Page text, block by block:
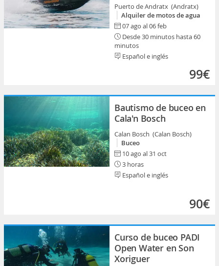
Puerto de Andratx (Andratx)
Alquiler de motos de agua
07 ago al 06 feb
Desde 30 minutos hasta 60
minutos
Español e inglés
99€
Bautismo de buceo en
Cala'n Bosch
Calan Bosch (Calan Bosch)
Buceo
10 ago al 31 oct
3 horas
Español e inglés
90€
Curso de buceo PADI
Open Water en Son
Xoriguer